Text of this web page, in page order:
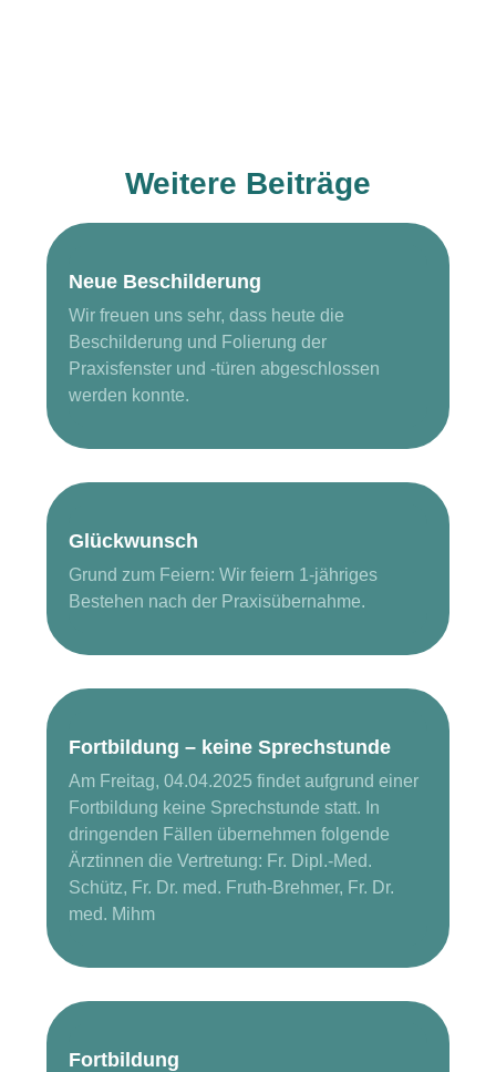
Weitere Beiträge
Neue Beschilderung
Wir freuen uns sehr, dass heute die
Beschilderung und Folierung der
Praxisfenster und -türen abgeschlossen
werden konnte.
Glückwunsch
Grund zum Feiern: Wir feiern 1-jähriges
Bestehen nach der Praxisübernahme.
Fortbildung – keine Sprechstunde
Am Freitag, 04.04.2025 findet aufgrund einer
Fortbildung keine Sprechstunde statt. In
dringenden Fällen übernehmen folgende
Ärztinnen die Vertretung: Fr. Dipl.-Med.
Schütz, Fr. Dr. med. Fruth-Brehmer, Fr. Dr.
med. Mihm
Fortbildung